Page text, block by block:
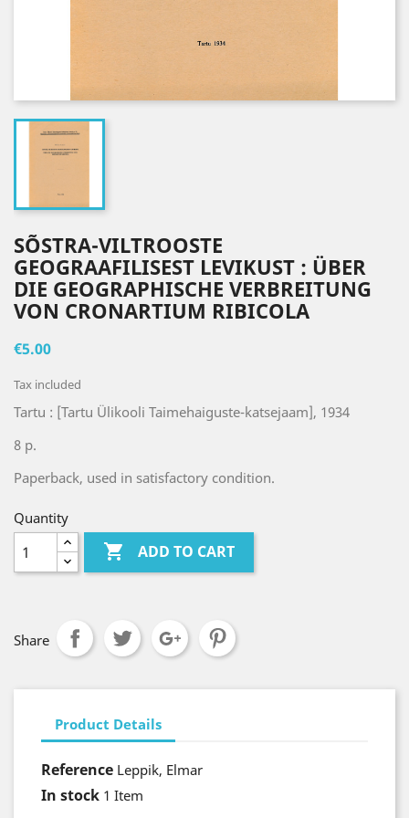
SÕSTRA-VILTROOSTE
GEOGRAAFILISEST LEVIKUST : ÜBER
DIE GEOGRAPHISCHE VERBREITUNG
VON CRONARTIUM RIBICOLA
€5.00
Tax included
Tartu : [Tartu Ülikooli Taimehaiguste-katsejaam], 1934
8 p.
Paperback, used in satisfactory condition.
Quantity
 ADD TO CART
Share
Product Details
Reference Leppik, Elmar
In stock 1 Item